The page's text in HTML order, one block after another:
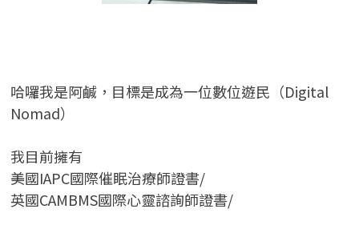
哈囉我是阿鹹，目標是成為一位數位遊民（Digital
Nomad）
我目前擁有
美國IAPC國際催眠治療師證書/
英國CAMBMS國際心靈諮詢師證書/